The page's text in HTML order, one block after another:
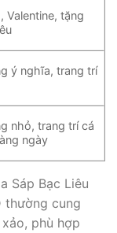
Valentine, tặng
ý nghĩa, trang trí
nhỏ, trang trí cá
ngày
Sáp Bạc Liêu
cung
phù hợp